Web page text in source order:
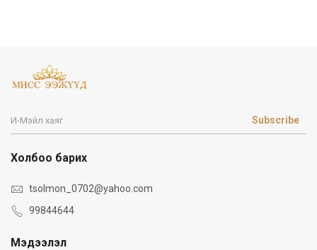
Subscribe
Холбоо барих
tsolmon_0702@yahoo.com
99844644
Мэдээлэл